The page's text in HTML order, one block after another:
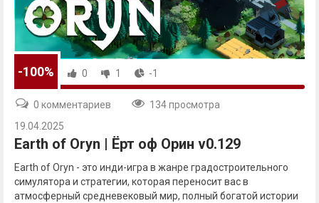
-100% 0 1 -1
0 комментариев
134 просмотра
19.04.2025
Earth of Oryn | Ёрт оф Орин v0.129
Earth of Oryn - это инди-игра в жанре градостроительного
симулятора и стратегии, которая переносит вас в
атмосферный средневековый мир, полный богатой истории